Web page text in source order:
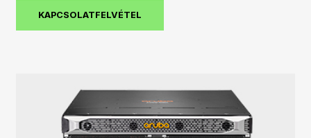
KAPCSOLATFELVÉTEL